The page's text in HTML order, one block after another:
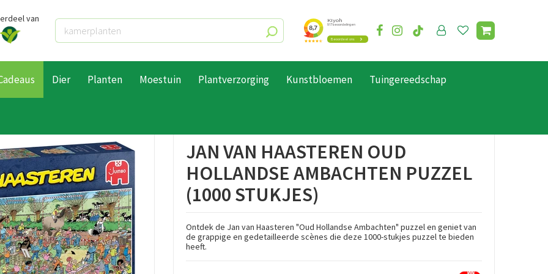
van
Dier Planten Moestuin Plantverzorging Kunstbloemen Tuingereedschap
JAN VAN HAASTEREN OUD
HOLLANDSE AMBACHTEN PUZZEL
(1000 STUKJES)
Ontdek de Jan van Haasteren "Oud Hollandse Ambachten" puzzel en geniet van
de grappige en gedetailleerde scènes die deze 1000-stukjes puzzel te bieden
heeft.